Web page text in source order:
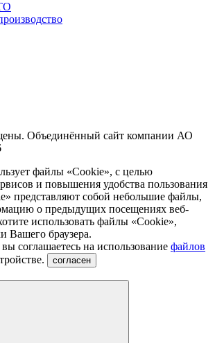
Объединённый сайт компании АО
файлы «Сookie», с целью
и повышения удобства пользования
представляют собой небольшие файлы,
о предыдущих посещениях веб-
использовать файлы «Сookie»,
Вашего браузера.
соглашаетесь на использование файлов
согласен